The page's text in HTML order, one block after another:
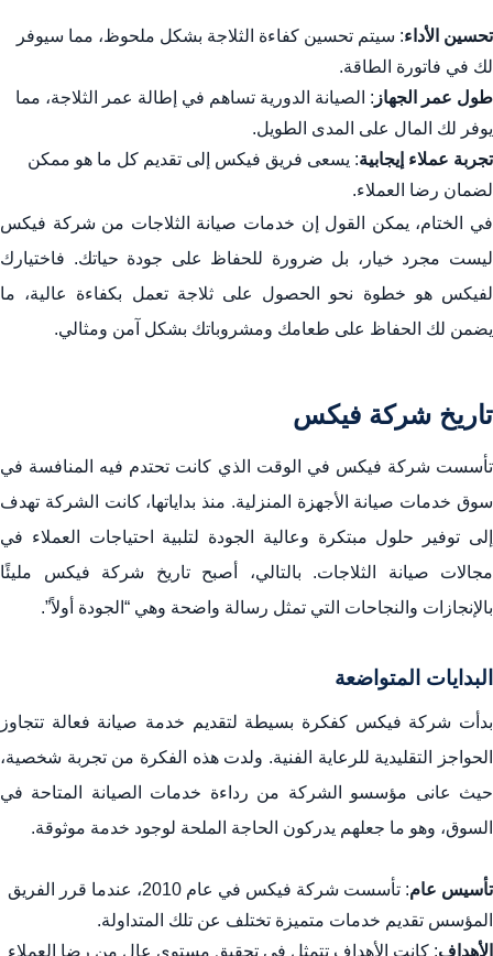
تحسين الأداء: سيتم تحسين كفاءة الثلاجة بشكل ملحوظ، مما سيوفر
لك في فاتورة الطاقة.
طول عمر الجهاز : الصيانة الدورية تساهم في إطالة عمر الثلاجة، مما
يوفر لك المال على المدى الطويل.
تجربة عملاء إيجابية: يسعى فريق فيكس إلى تقديم كل ما هو ممكن
لضمان رضا العملاء.
في الختام، يمكن القول إن خدمات صيانة الثلاجات من شركة فيكس
ليست مجرد خيار، بل ضرورة للحفاظ على جودة حياتك. فاختيارك
لفيكس هو خطوة نحو الحصول على ثلاجة تعمل بكفاءة عالية، ما
يضمن لك الحفاظ على طعامك ومشروباتك بشكل آمن ومثالي.
تاريخ شركة فيكس
تأسست شركة فيكس في الوقت الذي كانت تحتدم فيه المنافسة في
سوق خدمات صيانة الأجهزة المنزلية. منذ بداياتها، كانت الشركة تهدف
إلى توفير حلول مبتكرة وعالية الجودة لتلبية احتياجات العملاء في
مجالات صيانة الثلاجات. بالتالي، أصبح تاريخ شركة فيكس مليئًا
بالإنجازات والنجاحات التي تمثل رسالة واضحة وهي “الجودة أولاً”.
البدايات المتواضعة
بدأت شركة فيكس كفكرة بسيطة لتقديم خدمة صيانة فعالة تتجاوز
الحواجز التقليدية للرعاية الفنية. ولدت هذه الفكرة من تجربة شخصية،
حيث عانى مؤسسو الشركة من رداءة خدمات الصيانة المتاحة في
السوق، وهو ما جعلهم يدركون الحاجة الملحة لوجود خدمة موثوقة.
تأسيس عام
: تأسست شركة فيكس في عام 2010، عندما قرر الفريق
المؤسس تقديم خدمات متميزة تختلف عن تلك المتداولة.
الأهداف: كانت الأهداف تتمثل في تحقيق مستوى عالٍ من رضا العملاء